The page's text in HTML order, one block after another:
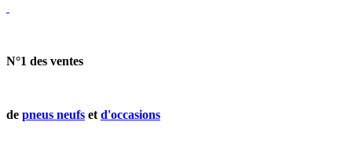
N°1 des ventes
de pneus neufs et d'occasions